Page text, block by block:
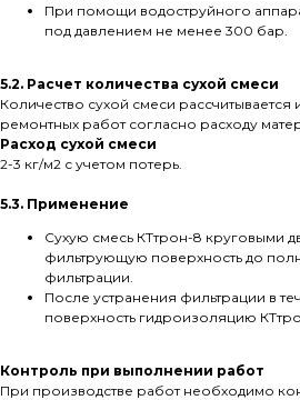
При помощи водоструйного
под давлением не менее 300 бар.
5.2. Расчет количества сухой смеси
Количество сухой смеси рассчитывается
ремонтных работ согласно расходу
Расход сухой смеси
2-3 кг/м2 с учетом потерь.
5.3. Применение
Сухую смесь КТтрон-8 круговыми
фильтрующую поверхность до
фильтрации.
После устранения фильтрации в
поверхность гидроизоляцию
Контроль при выполнении работ
При производстве работ необходимо